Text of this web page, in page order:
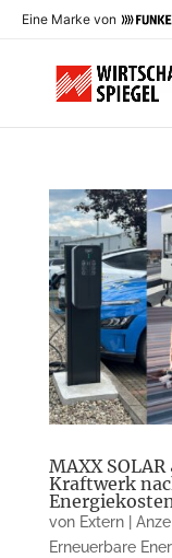
Eine Marke von
MAXX
Kraftwerk
von Extern |
Erneuerbare